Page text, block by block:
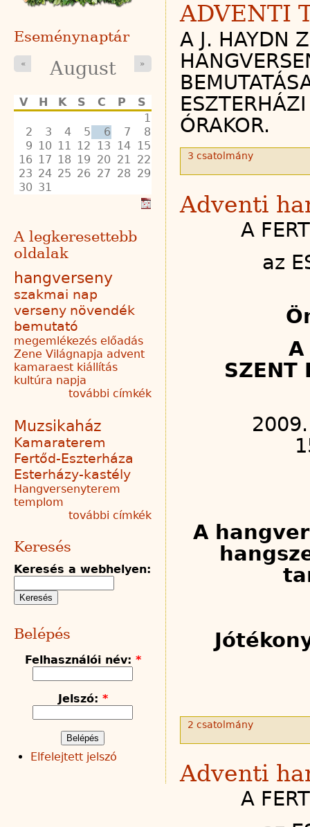
ADVENTI
A J. HAYDN
ÓRAKOR.
3 csatolmány
Adventi
A
az
A
SZENT
A
2 csatolmány
Adventi
A
Eseménynaptár
« August »
V H K S C P
S
1
2
3 4 5 6 7
8
9 10 11 12 13 14 15
16 17 18 19 20 21
22
23 24 25 26 27 28 29
30 31
A legkeresettebb
oldalak
hangverseny
szakmai nap
verseny növendék
bemutató
megemlékezés előadás
Zene Világnapja advent
kamaraest kiállítás
kultúra napja
további címkék
Muzsikaház
Kamaraterem
Fertőd-Eszterháza
Esterházy-kastély
Hangversenyterem
templom
további címkék
Keresés
Keresés a webhelyen:
Belépés
Felhasználói név: *
Jelszó: *
Elfelejtett jelszó